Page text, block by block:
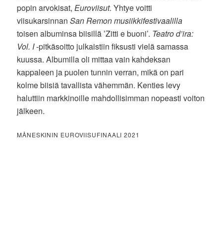
popin arvokisat, Euroviisut. Yhtye voitti
viisukarsinnanSan Remon musiikkifestivaalilla
toisen albuminsa biisillä ’Zitti e buoni’. Teatro d’ira:
Vol. I-pitkäsoitto julkaistiin fiksusti vielä samassa
kuussa. Albumilla oli mittaa vain kahdeksan
kappaleen ja puolen tunnin verran, mikä on pari
kolme biisiä tavallista vähemmän. Kenties levy
haluttiin markkinoille mahdollisimman nopeasti voiton
jälkeen.
MÅNESKININ EUROVIISUFINAALI 2021